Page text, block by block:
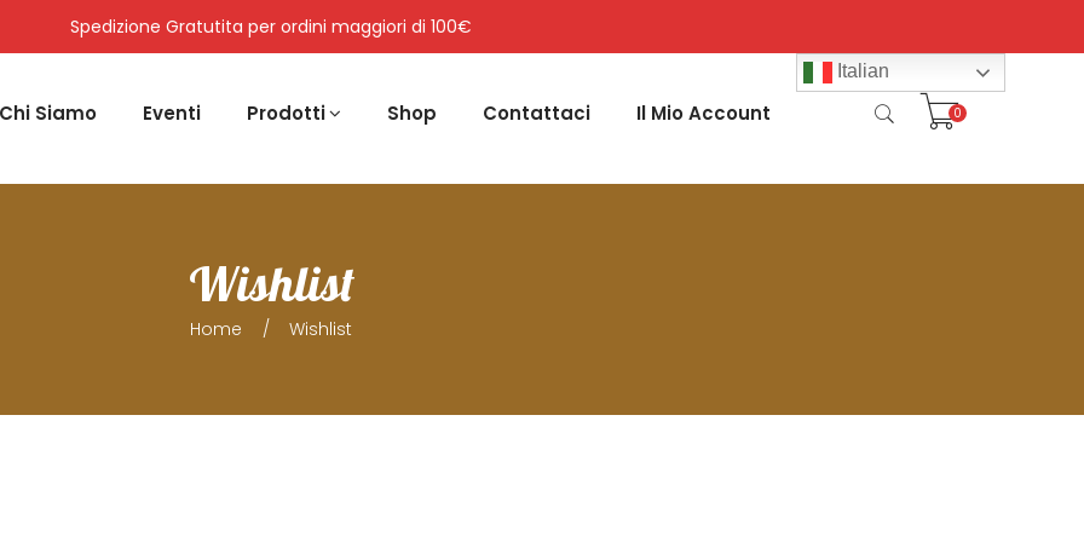
Spedizione Gratutita per ordini maggiori di 100€
Chi Siamo Eventi Prodotti Shop Contattaci Il Mio Account
Italian
0
Wishlist
Home Wishlist